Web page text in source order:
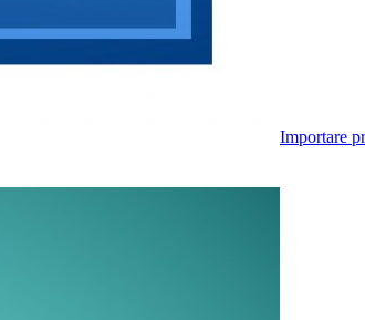
Importare